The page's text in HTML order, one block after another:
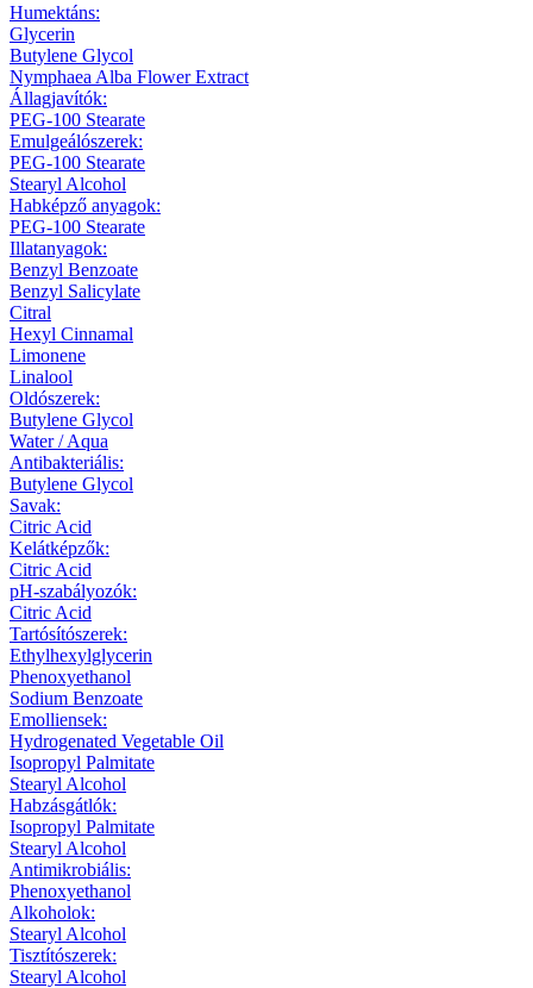
Humektáns:
Glycerin
Butylene Glycol
Nymphaea Alba Flower Extract
Állagjavítók:
PEG-100 Stearate
Emulgeálószerek:
PEG-100 Stearate
Stearyl Alcohol
Habképző anyagok:
PEG-100 Stearate
Illatanyagok:
Benzyl Benzoate
Benzyl Salicylate
Citral
Hexyl Cinnamal
Limonene
Linalool
Oldószerek:
Butylene Glycol
Water / Aqua
Antibakteriális:
Butylene Glycol
Savak:
Citric Acid
Kelátképzők:
Citric Acid
pH-szabályozók:
Citric Acid
Tartósítószerek:
Ethylhexylglycerin
Phenoxyethanol
Sodium Benzoate
Emolliensek:
Hydrogenated Vegetable Oil
Isopropyl Palmitate
Stearyl Alcohol
Habzásgátlók:
Isopropyl Palmitate
Stearyl Alcohol
Antimikrobiális:
Phenoxyethanol
Alkoholok:
Stearyl Alcohol
Tisztítószerek:
Stearyl Alcohol